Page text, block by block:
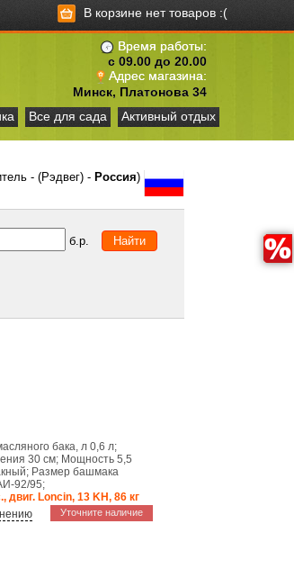
В корзине нет товаров :(
Время работы:
с 09.00 до 20.00
Адрес магазина:
Минск, Платонова 34
Все для сада Активный отдых
- (Рэдвег) - Россия)
б.р.
бака, л 0,6 л;
30 см; Мощность 5,5
; Размер башмака
92/95;
двиг. Loncin, 13 KH, 86 кг
Уточните наличие